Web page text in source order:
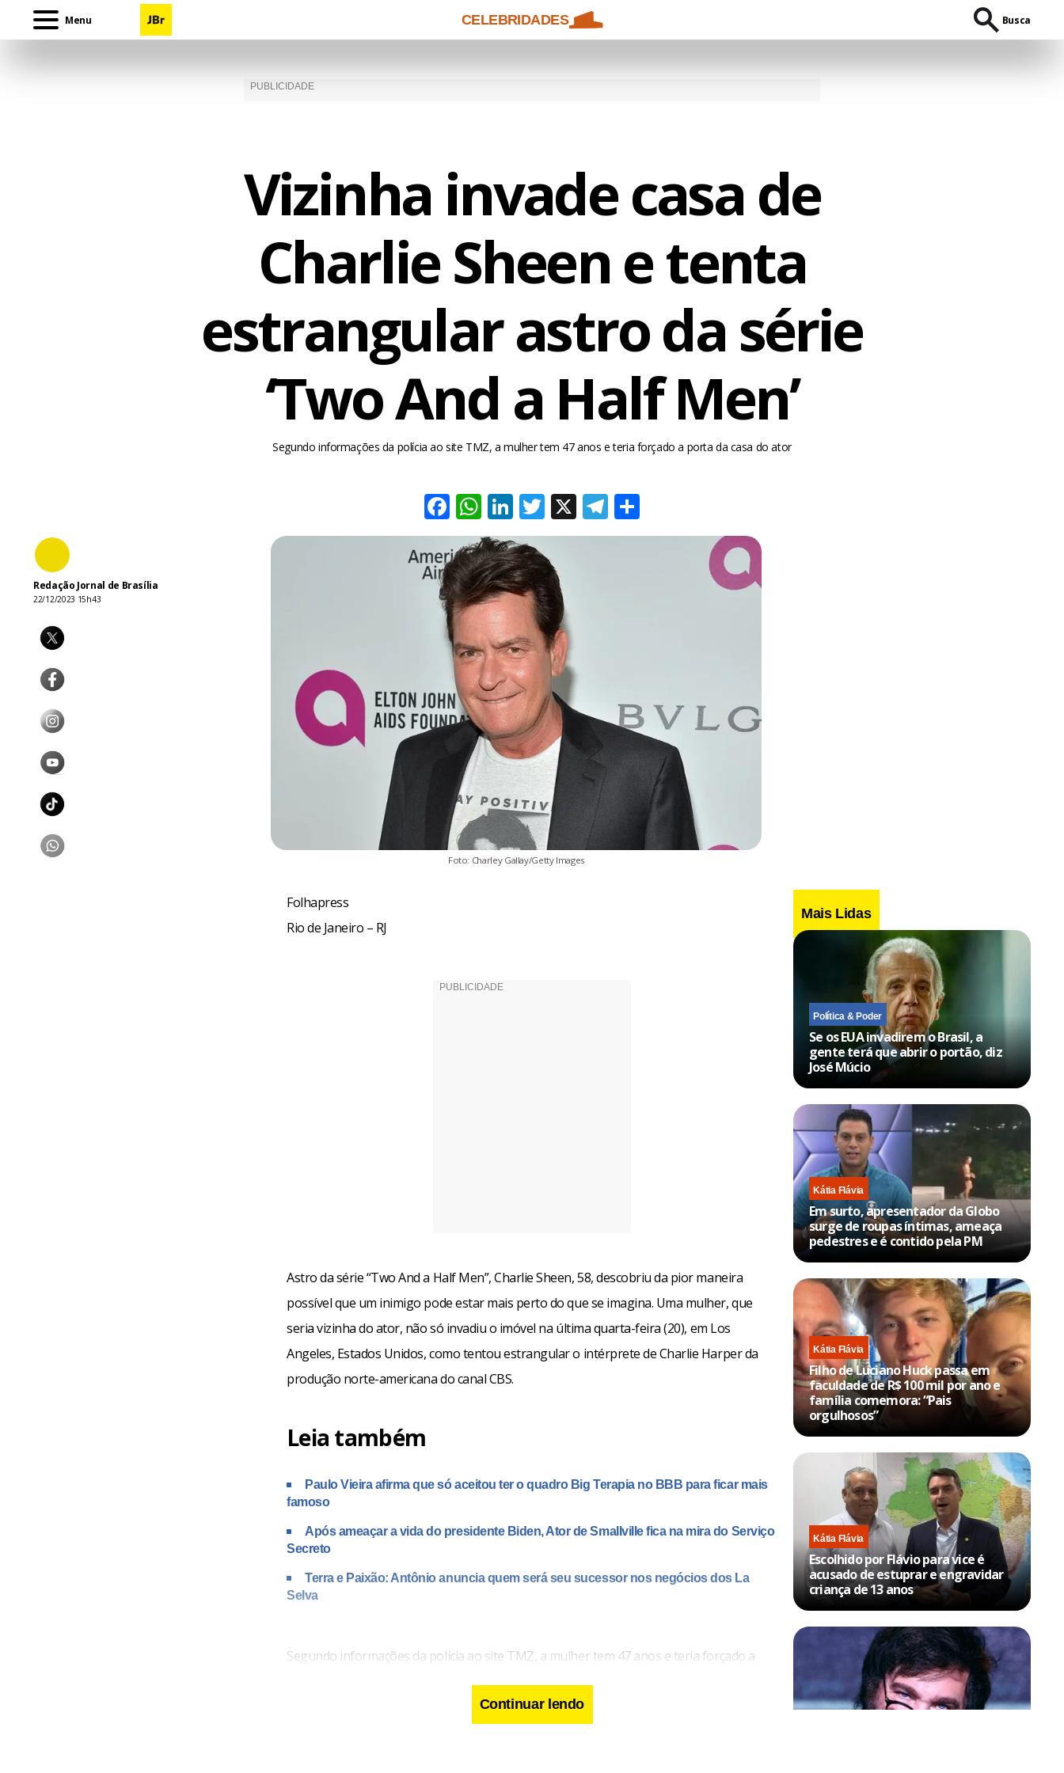
Menu CELEBRIDADES Busca
Vizinha invade casa de
Charlie Sheen e tenta
estrangular astro da série
‘Two And a Half Men’
Segundo informações da polícia ao site TMZ, a mulher tem 47 anos e teria forçado a porta da casa do ator
Facebook
WhatsApp
LinkedIn
Twitter
X Telegram
Redação Jornal de Brasília
22/12/2023 15h43
Foto: Charley Gallay/Getty Images
Folhapress
Rio de Janeiro – RJ
Astro da série “Two And a Half Men”, Charlie Sheen, 58, descobriu da pior maneira
possível que um inimigo pode estar mais perto do que se imagina. Uma mulher, que
seria vizinha do ator, não só invadiu o imóvel na última quarta-feira (20), em Los
Angeles, Estados Unidos, como tentou estrangular o intérprete de Charlie Harper da
produção norte-americana do canal CBS.
Leia também
Paulo Vieira afirma que só aceitou ter o quadro Big Terapia no BBB para ficar mais
famoso
Após ameaçar a vida do presidente Biden, Ator de Smallville fica na mira do Serviço
Secreto
Terra e Paixão: Antônio anuncia quem será seu sucessor nos negócios dos La
Selva
Segundo informações da polícia ao site TMZ, a mulher tem 47 anos e teria forçado a
porta da casa de Sheen. Alertado por um barulho, ele foi até o hall de entrada da
propriedade e flagrou a vizinha, que partiu para cima do ator chegando até a rasgar a
Continuar lendo
Mais Lidas
Política & Poder
Se os EUA invadirem o Brasil, a
gente terá que abrir o portão, diz
José Múcio
Kátia Flávia
Em surto, apresentador da Globo
surge de roupas íntimas, ameaça
pedestres e é contido pela PM
Kátia Flávia
Filho de Luciano Huck passa em
faculdade de R$ 100 mil por ano e
família comemora: “Pais
orgulhosos”
Kátia Flávia
Escolhido por Flávio para vice é
acusado de estuprar e engravidar
criança de 13 anos